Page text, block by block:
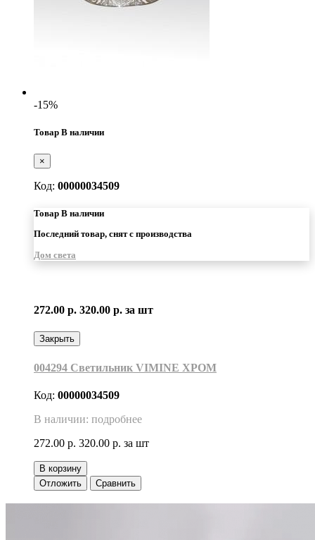
-15%
Товар В наличии
×
Код: 00000034509
Товар В наличии
Последний товар, снят с производства
Дом света
272.00 р. 320.00 р. за шт
Закрыть
004294 Светильник VIMINE ХРОМ
Код: 00000034509
В наличии: подробнее
272.00 р. 320.00 р. за шт
В корзину
Отложить
Сравнить